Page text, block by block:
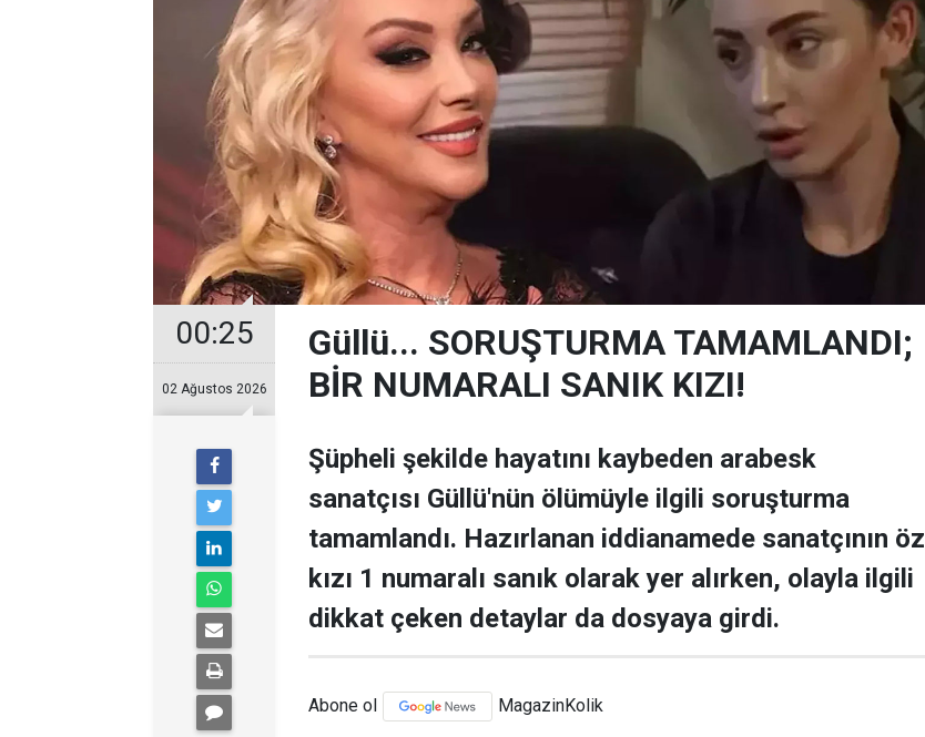
00:25
02 Ağustos 2026
Güllü... SORUŞTURMA TAMAMLANDI;
BİR NUMARALI SANIK KIZI!
Şüpheli şekilde hayatını kaybeden arabesk
sanatçısı Güllü'nün ölümüyle ilgili soruşturma
tamamlandı. Hazırlanan iddianamede sanatçının öz
kızı 1 numaralı sanık olarak yer alırken, olayla ilgili
dikkat çeken detaylar da dosyaya girdi.
Abone ol MagazinKolik